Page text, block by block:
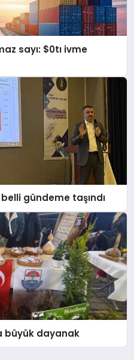
sayı: $0tı ivme
gündeme taşındı
büyük dayanak